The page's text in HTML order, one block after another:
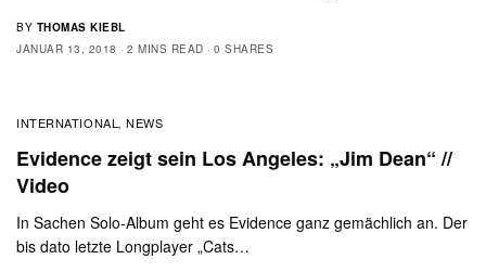
BY THOMAS KIEBL
JANUAR 13, 2018
2 MINS READ 0 SHARES
INTERNATIONAL ,NEWS
Evidence zeigt sein Los Angeles: „Jim Dean“ //
Video
In Sachen Solo-Album geht es Evidence ganz gemächlich an. Der
bis dato letzte Longplayer „Cats…